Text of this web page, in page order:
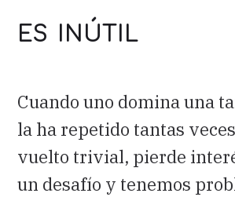
es inútil
Cuando uno domina una
la ha repetido tantas
vuelto trivial, pierde
un desafío y tenemos